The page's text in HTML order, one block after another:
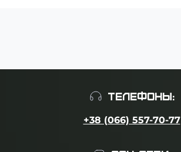
ТЕЛЕФОНЫ:
+38 (066) 557-70-77